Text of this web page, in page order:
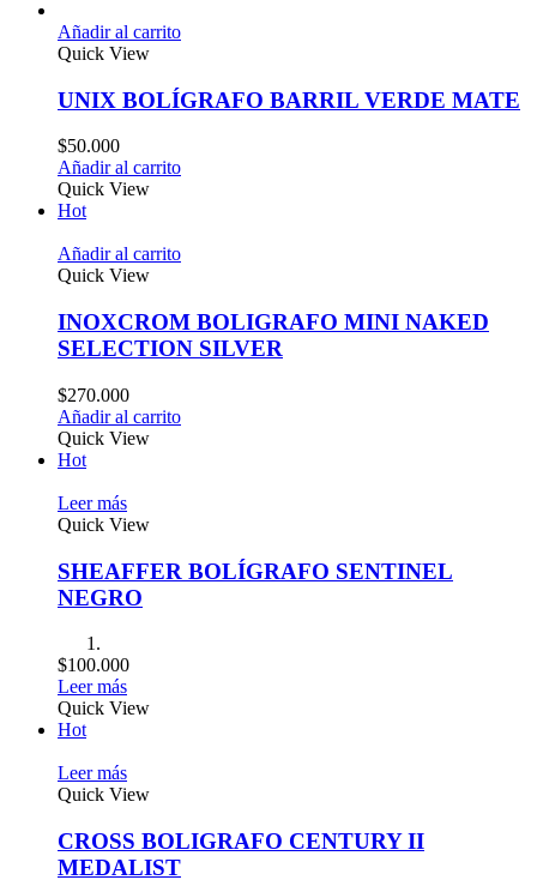
Añadir al carrito
Quick View
UNIX BOLÍGRAFO BARRIL VERDE MATE
$50.000
Añadir al carrito
Quick View
Hot
Añadir al carrito
Quick View
INOXCROM BOLIGRAFO MINI NAKED
SELECTION SILVER
$270.000
Añadir al carrito
Quick View
Hot
Leer más
Quick View
SHEAFFER BOLÍGRAFO SENTINEL
NEGRO
$100.000
Leer más
Quick View
Hot
Leer más
Quick View
CROSS BOLIGRAFO CENTURY II
MEDALIST